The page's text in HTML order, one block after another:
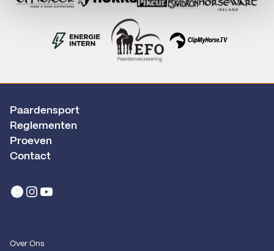
Paardensport
Reglementen
Proeven
Contact
Over Ons